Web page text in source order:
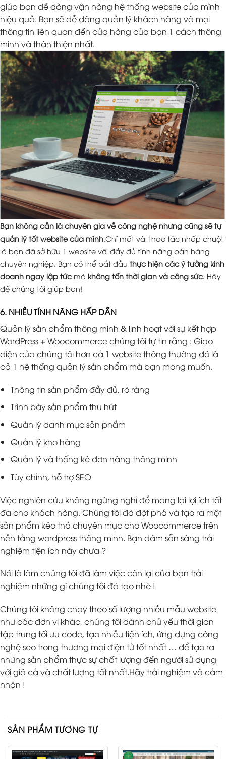
giúp bạn dễ dàng vận hàng hệ thống website của mình
hiệu quả. Bạn sẽ dễ dàng quản lý khách hàng và mọi
thông tin liên quan đến cửa hàng của bạn 1 cách thông
minh và thân thiện nhất.
Bạn không cần là chuyên gia về công nghệ nhưng cũng sẽ tự
quản lý tốt website của mình.Chỉ mất vài thao tác nhấp chuột
là bạn đã sở hữu 1 website với đầy đủ tính năng bán hàng
chuyên nghiệp. Bạn có thể bắt đầu thực hiện các ý tưởng kinh
doanh ngay lập tứcmà không tốn thời gian và công sức. Hãy
để chúng tôi giúp bạn!
6. NHIỀU TÍNH NĂNG HẤP DẪN
Quản lý sản phẩm thông minh & linh hoạt với sự kết hợp
WordPress + Woocommerce chúng tôi tự tin rằng : Giao
diện của chúng tôi hơn cả 1 website thông thường đó là
cả 1 hệ thống quản lý sản phẩm mà bạn mong muốn.
Thông tin sản phẩm đầy đủ, rõ ràng
Trình bày sản phẩm thu hút
Quản lý danh mục sản phẩm
Quản lý kho hàng
Quản lý và thống kê đơn hàng thông minh
Tùy chỉnh, hỗ trợ SEO
Việc nghiên cứu không ngừng nghỉ để mang lại lợi ích tốt
đa cho khách hàng. Chúng tôi đã đột phá và tạo ra một
sản phẩm kéo thả chuyên mục cho Woocommerce trên
nền tảng wordpress thông minh. Bạn dám sẵn sàng trải
nghiệm tiện ích này chưa ?
Nói là làm chúng tôi đã làm việc còn lại của bạn trải
nghiệm những gì chúng tôi đã tạo nhé !
Chúng tôi không chạy theo số lượng nhiều mẫu website
như các đơn vị khác, chúng tôi dành chủ yếu thời gian
tập trung tối ưu code, tạo nhiều tiện ích, ứng dựng công
nghệ seo trong thương mại điện tử tốt nhất … để tạo ra
những sản phẩm thực sự chất lượng đến người sử dụng
với giá cả và chất lượng tốt nhất.Hãy trải nghiệm và cảm
nhận !
SẢN PHẨM TƯƠNG TỰ